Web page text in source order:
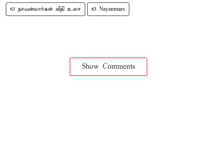
63 நாயன்மார்கள் வீதி உலா 63 Nayanmars
Show Comments